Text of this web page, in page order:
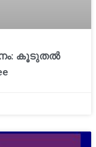
കൂടുതല്‍